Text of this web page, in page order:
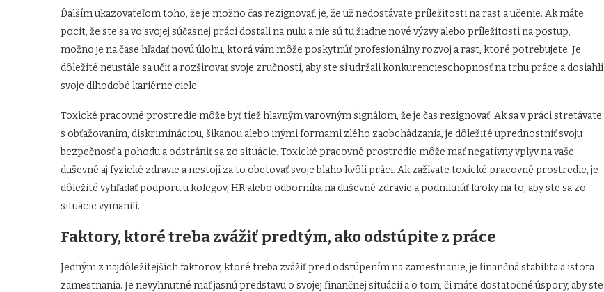
Ďalším ukazovateľom toho, že je možno čas rezignovať, je, že už nedostávate príležitosti na rast a učenie. Ak máte
pocit, že ste sa vo svojej súčasnej práci dostali na nulu a nie sú tu žiadne nové výzvy alebo príležitosti na postup,
možno je na čase hľadať novú úlohu, ktorá vám môže poskytnúť profesionálny rozvoj a rast, ktoré potrebujete. Je
dôležité neustále sa učiť a rozširovať svoje zručnosti, aby ste si udržali konkurencieschopnosť na trhu práce a dosiahli
svoje dlhodobé kariérne ciele.
Toxické pracovné prostredie môže byť tiež hlavným varovným signálom, že je čas rezignovať. Ak sa v práci stretávate
s obťažovaním, diskrimináciou, šikanou alebo inými formami zlého zaobchádzania, je dôležité uprednostniť svoju
bezpečnosť a pohodu a odstrániť sa zo situácie. Toxické pracovné prostredie môže mať negatívny vplyv na vaše
duševné aj fyzické zdravie a nestojí za to obetovať svoje blaho kvôli práci. Ak zažívate toxické pracovné prostredie, je
dôležité vyhľadať podporu u kolegov, HR alebo odborníka na duševné zdravie a podniknúť kroky na to, aby ste sa zo
situácie vymanili.
Faktory, ktoré treba zvážiť predtým, ako odstúpite z práce
Jedným z najdôležitejších faktorov, ktoré treba zvážiť pred odstúpením na zamestnanie, je finančná stabilita a istota
zamestnania. Je nevyhnutné mať jasnú predstavu o svojej finančnej situácii a o tom, či máte dostatočné úspory, aby ste